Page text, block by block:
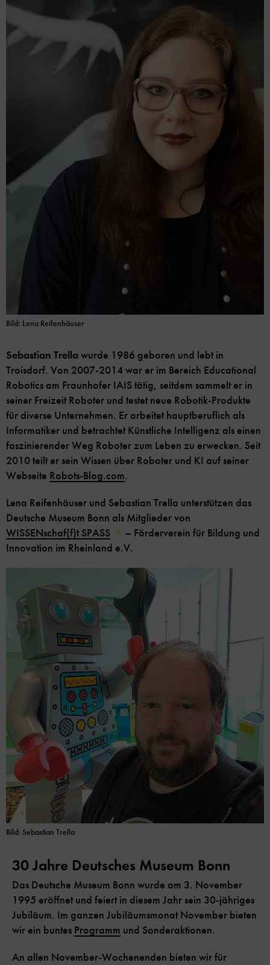
Bild: Lena Reifenhäuser
Bild: Sebastian Trella
Sebastian Trella wurde 1986 geboren und lebt in
Troisdorf. Von 2007-2014 war er im Bereich Educational
Robotics am Fraunhofer IAIS tätig, seitdem sammelt er in
seiner Freizeit Roboter und testet neue Robotik-Produkte
für diverse Unternehmen. Er arbeitet hauptberuflich als
Informatiker und betrachtet Künstliche Intelligenz als einen
faszinierender Weg Roboter zum Leben zu erwecken. Seit
2010 teilt er sein Wissen über Roboter und KI auf seiner
Webseite Robots-Blog.com.
Lena Reifenhäuser und Sebastian Trella unterstützen das
Deutsche Museum Bonn als Mitglieder von
WISSENschaf(f)t SPASS
– Förderverein für Bildung und
Innovation im Rheinland e.V.
30 Jahre Deutsches Museum Bonn
Das Deutsche Museum Bonn wurde am 3. November
1995 eröffnet und feiert in diesem Jahr sein 30-jähriges
Jubiläum. Im ganzen Jubiläumsmonat November bieten
wir ein buntes Programm und Sonderaktionen.
An allen November-Wochenenden bieten wir für